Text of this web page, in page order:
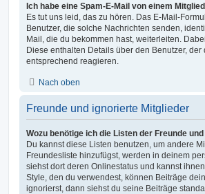
Ich habe eine Spam-E-Mail von einem
Es tut uns leid, das zu hören. Das E-Mail-
Benutzer, die solche Nachrichten senden,
Mail, die du bekommen hast, weiterleiten.
Diese enthalten Details über den Benutzer,
entsprechend reagieren.
Nach oben
Freunde und ignorierte Mitglieder
Wozu benötige ich die Listen der Freunde
Du kannst diese Listen benutzen, um andere
Freundesliste hinzufügst, werden in deinem
siehst dort deren Onlinestatus und kannst
Style, den du verwendest, können Beiträge
ignorierst, dann siehst du seine Beiträge